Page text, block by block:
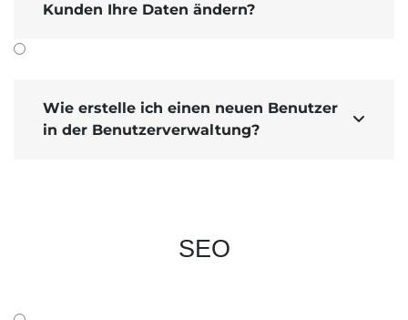
Kunden Ihre Daten ändern?
Wie erstelle ich einen neuen Benutzer
in der Benutzerverwaltung?

SEO